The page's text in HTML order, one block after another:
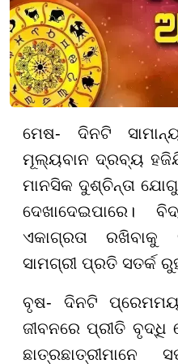
ମେଷ- ଦିନଟି
ମୂଲ୍ୟବାନ ଦ୍ରବ୍ୟ
ମାନସିକ ଦୁଶ୍ଚିନ୍ତା
ଦେଖାଦେଇପାରେ।
ଏକାଗ୍ରତା ରଖିବାକୁ
ସାମଗ୍ରୀ ପ୍ରତି ସତର୍କ
ବୃଷ- ଦିନଟି
ଜୀବନରେ ପ୍ରୀତି ବୃଦ୍ଧି